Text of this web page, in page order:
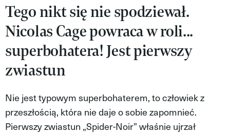
VIVA!MAN
VIVA!PEOPLE POWER
VIVA!ITAKA
MAGAZYN VIVA!
Tego nikt się nie spodziewał.
Nicolas Cage powraca w roli...
superbohatera! Jest pierwszy
zwiastun
Nie jest typowym superbohaterem, to człowiek z
przeszłością, która nie daje o sobie zapomnieć.
Pierwszy zwiastun „Spider-Noir” właśnie ujrzał